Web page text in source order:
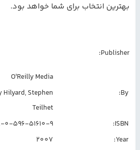
بهترین انتخاب برای شما خواهد بود.
Publisher:
O'Reilly Media
By:
Hilyard, Stephen
Teilhet
ISBN:
0-596-51610-9
Year:
2007